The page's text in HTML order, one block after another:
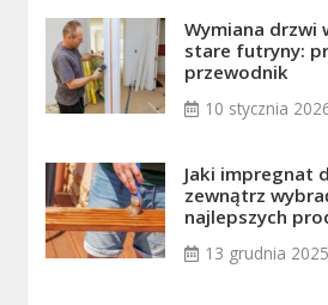
Wymiana drzwi
stare futryny:
przewodnik
10 stycznia
Jaki impregnat
zewnątrz
najlepszych
13 grudnia 2025